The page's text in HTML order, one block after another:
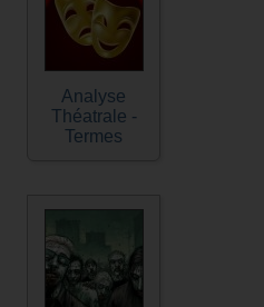
Analyse
Théatrale -
Termes